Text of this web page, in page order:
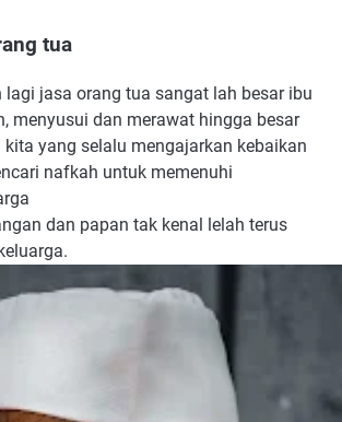
tua
jasa orang tua sangat lah besar ibu
menyusui dan merawat hingga besar
yang selalu mengajarkan kebaikan
nafkah untuk memenuhi
dan papan tak kenal lelah terus